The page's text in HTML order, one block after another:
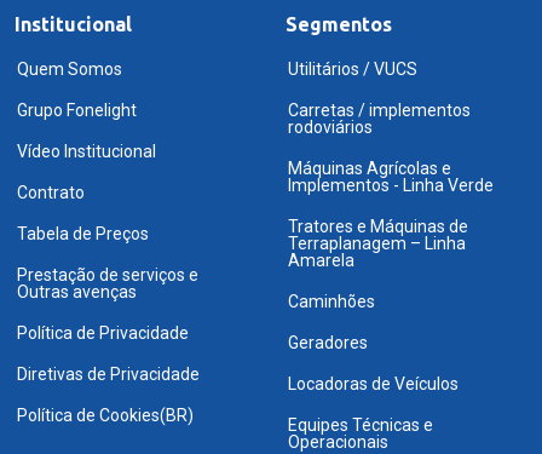
Institucional
Quem Somos
Grupo Fonelight
Vídeo Institucional
Contrato
Tabela de Preços
Prestação de serviços e
Outras avenças
Política de Privacidade
Diretivas de Privacidade
Política de Cookies(BR)
Segmentos
Utilitários / VUCS
Carretas / implementos
rodoviários
Máquinas Agrícolas e
Implementos - Linha Verde
Tratores e Máquinas de
Terraplanagem – Linha
Amarela
Caminhões
Geradores
Locadoras de Veículos
Equipes Técnicas e
Operacionais